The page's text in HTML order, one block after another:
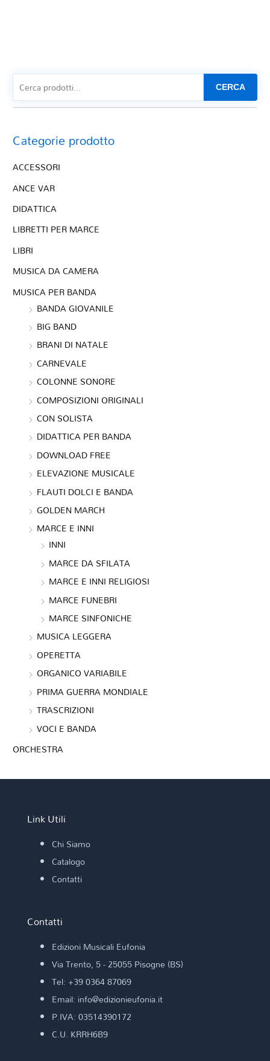
CERCA
Categorie prodotto
ACCESSORI
ANCE VAR
DIDATTICA
LIBRETTI PER MARCE
LIBRI
MUSICA DA CAMERA
MUSICA PER BANDA
BANDA GIOVANILE
BIG BAND
BRANI DI NATALE
CARNEVALE
COLONNE SONORE
COMPOSIZIONI ORIGINALI
CON SOLISTA
DIDATTICA PER BANDA
DOWNLOAD FREE
ELEVAZIONE MUSICALE
FLAUTI DOLCI E BANDA
GOLDEN MARCH
MARCE E INNI
INNI
MARCE DA SFILATA
MARCE E INNI RELIGIOSI
MARCE FUNEBRI
MARCE SINFONICHE
MUSICA LEGGERA
OPERETTA
ORGANICO VARIABILE
PRIMA GUERRA MONDIALE
TRASCRIZIONI
VOCI E BANDA
ORCHESTRA
Link Utili
Chi Siamo
Catalogo
Contatti
Contatti
Edizioni Musicali Eufonia
Via Trento, 5 - 25055 Pisogne (BS)
Tel: +39 0364 87069
Email: info@edizionieufonia.it
P.IVA: 03514390172
C.U. KRRH6B9